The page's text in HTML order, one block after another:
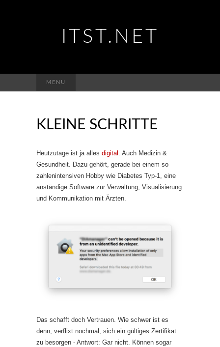
ITST.NET
MENU
nach:
KLEINE SCHRITTE
Heutzutage ist ja alles digital . Auch Medizin &
Gesundheit. Dazu gehört, gerade bei einem so
zahlenintensiven Hobby wie Diabetes Typ-1, eine
anständige Software zur Verwaltung, Visualisierung
und Kommunikation mit Ärzten.
Das schafft doch Vertrauen. Wie schwer ist es
denn, verflixt nochmal, sich ein gültiges Zertifikat
zu besorgen - Antwort: Gar nicht. Können sogar